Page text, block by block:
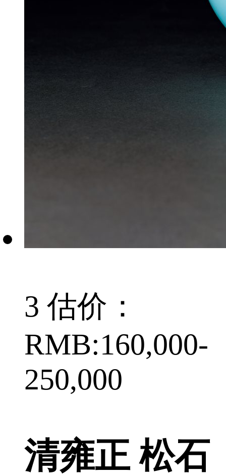
3 估价：
RMB:160,000-
250,000
清雍正 松石